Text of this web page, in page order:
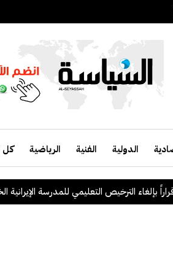
الدولية الفنية الرياضية كل
بإلغاء الترخيص التعليمي للمدرسة الإيرانية